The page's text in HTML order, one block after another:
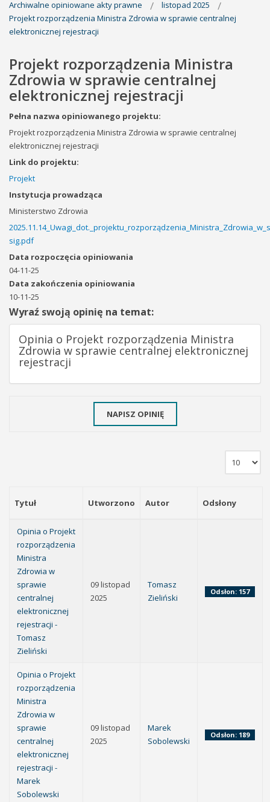
Archiwalne opiniowane akty prawne
listopad 2025
Projekt rozporządzenia Ministra Zdrowia w sprawie centralnej
elektronicznej rejestracji
Projekt rozporządzenia Ministra
Zdrowia w sprawie centralnej
elektronicznej rejestracji
Pełna nazwa opiniowanego projektu:
Projekt rozporządzenia Ministra Zdrowia w sprawie centralnej
elektronicznej rejestracji
Link do projektu:
Projekt
Instytucja prowadząca
Ministerstwo Zdrowia
sig.pdf
Data rozpoczęcia opiniowania
04-11-25
Data zakończenia opiniowania
10-11-25
Wyraź swoją opinię na temat:
Opinia o Projekt rozporządzenia Ministra
Zdrowia w sprawie centralnej elektronicznej
rejestracji
NAPISZ OPINIĘ
Tytuł Utworzono Autor Odsłony
Opinia o Projekt
rozporządzenia
Ministra
Zdrowia w
sprawie
centralnej
elektronicznej
rejestracji -
Tomasz
Zieliński
09 listopad
2025
Tomasz
Zieliński
Odsłon: 157
Opinia o Projekt
rozporządzenia
Ministra
Zdrowia w
sprawie
centralnej
elektronicznej
rejestracji -
Marek
Sobolewski
09 listopad
2025
Marek
Sobolewski
Odsłon: 189